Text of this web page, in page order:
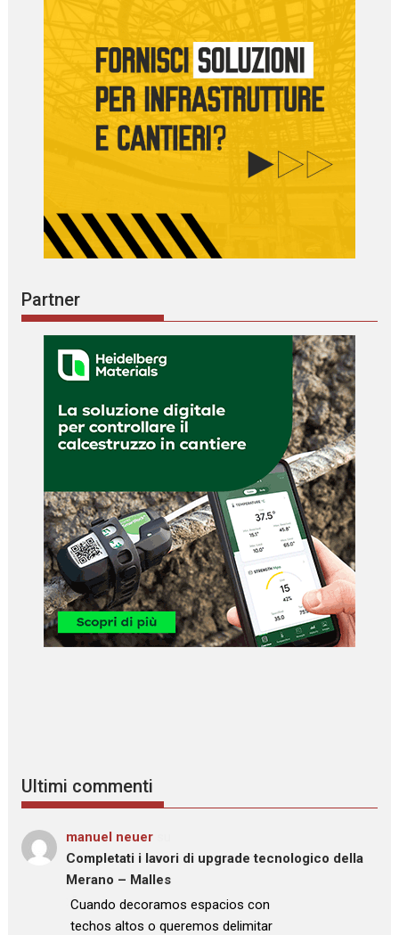
Partner
Ultimi commenti
manuel neuer
Completati i lavori di upgrade tecnologico della
Merano – Malles
: “
Cuando decoramos espacios con
techos altos o queremos delimitar